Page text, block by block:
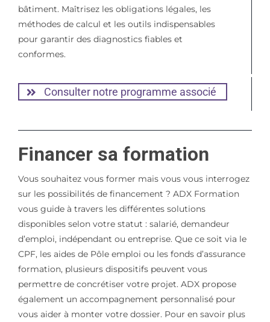
bâtiment. Maîtrisez les obligations légales, les
méthodes de calcul et les outils indispensables
pour garantir des diagnostics fiables et
conformes.
Consulter notre programme associé
Financer sa formation
Vous souhaitez vous former mais vous vous interrogez
sur les possibilités de financement ? ADX Formation
vous guide à travers les différentes solutions
disponibles selon votre statut : salarié, demandeur
d’emploi, indépendant ou entreprise. Que ce soit via le
CPF, les aides de Pôle emploi ou les fonds d’assurance
formation, plusieurs dispositifs peuvent vous
permettre de concrétiser votre projet. ADX propose
également un accompagnement personnalisé pour
vous aider à monter votre dossier. Pour en savoir plus